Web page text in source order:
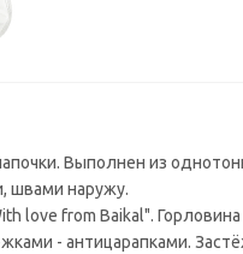
Выполнен из
швами наружу.
love from Baikal".
- антицарапками.